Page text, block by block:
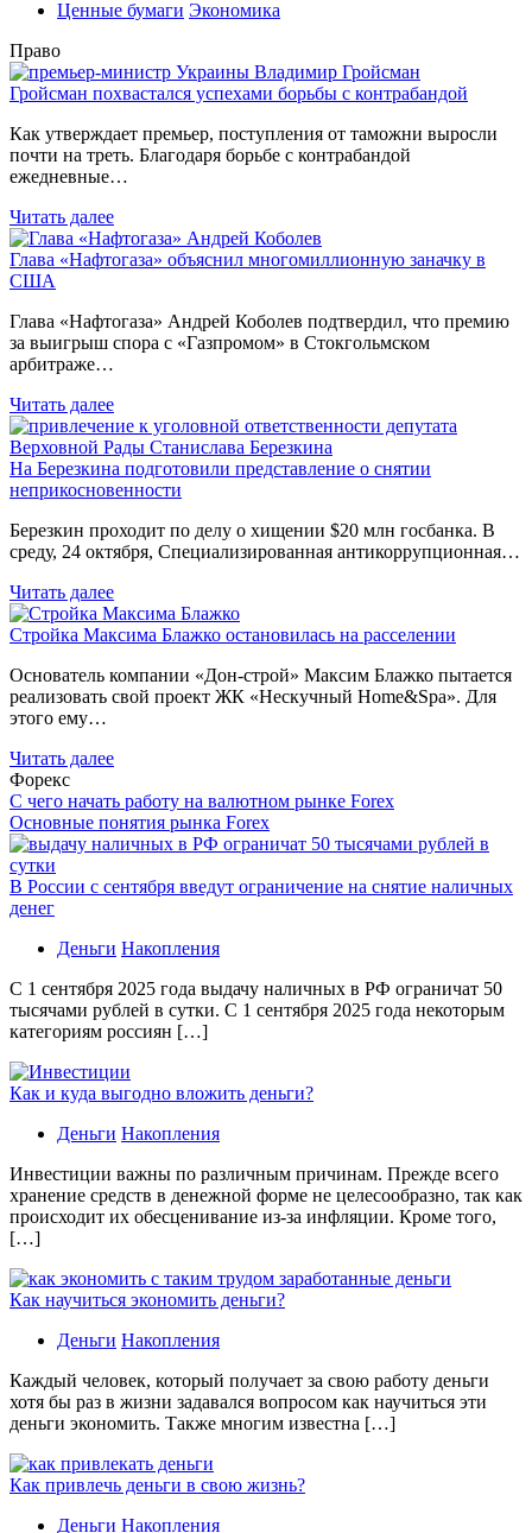
Ценные бумаги Экономика
Право
Гройсман похвастался успехами борьбы с контрабандой
Как утверждает премьер, поступления от таможни выросли
почти на треть. Благодаря борьбе с контрабандой
ежедневные…
Читать далее
Глава «Нафтогаза» объяснил многомиллионную заначку в
США
Глава «Нафтогаза» Андрей Коболев подтвердил, что премию
за выигрыш спора с «Газпромом» в Стокгольмском
арбитраже…
Читать далее
На Березкина подготовили представление о снятии
неприкосновенности
Березкин проходит по делу о хищении $20 млн госбанка. В
среду, 24 октября, Специализированная антикоррупционная…
Читать далее
Стройка Максима Блажко остановилась на расселении
Основатель компании «Дон-строй» Максим Блажко пытается
реализовать свой проект ЖК «Нескучный Home&Spa». Для
этого ему…
Читать далее
Форекс
С чего начать работу на валютном рынке Forex
Основные понятия рынка Forex
В России с сентября введут ограничение на снятие наличных
денег
Деньги Накопления
С 1 сентября 2025 года выдачу наличных в РФ ограничат 50
тысячами рублей в сутки. С 1 сентября 2025 года некоторым
категориям россиян […]
Как и куда выгодно вложить деньги?
Деньги Накопления
Инвестиции важны по различным причинам. Прежде всего
хранение средств в денежной форме не целесообразно, так как
происходит их обесценивание из-за инфляции. Кроме того,
[…]
Как научиться экономить деньги?
Деньги Накопления
Каждый человек, который получает за свою работу деньги
хотя бы раз в жизни задавался вопросом как научиться эти
деньги экономить. Также многим известна […]
Как привлечь деньги в свою жизнь?
Деньги Накопления